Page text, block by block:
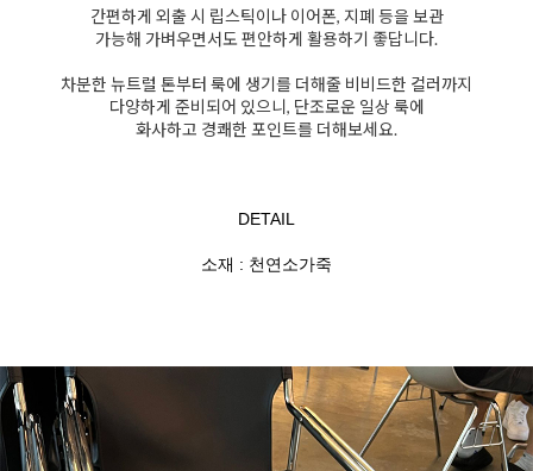
간편하게 외출 시 립스틱이나 이어폰, 지폐 등을 보관
가능해 가벼우면서도 편안하게 활용하기 좋답니다.
차분한 뉴트럴 톤부터 룩에 생기를 더해줄 비비드한 컬러까지
다양하게 준비되어 있으니, 단조로운 일상 룩에
화사하고 경쾌한 포인트를 더해보세요.
DETAIL
소재 : 천연소가죽